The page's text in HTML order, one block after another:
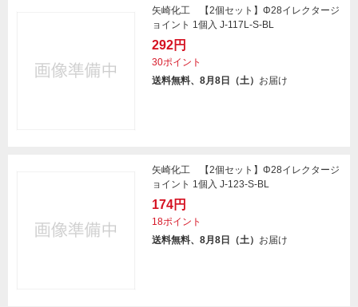
矢崎化工 【2個セット】Φ28イレクタージ
ョイント 1個入 J-117L-S-BL
292円
30ポイント
送料無料、8月8日（土） お届け
矢崎化工 【2個セット】Φ28イレクタージ
ョイント 1個入 J-123-S-BL
174円
18ポイント
送料無料、8月8日（土） お届け